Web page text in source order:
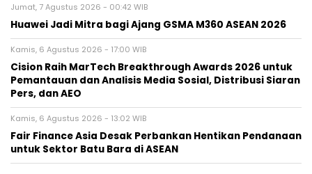
Jumat, 7 Agustus 2026 - 00:42 WIB
Huawei Jadi Mitra bagi Ajang GSMA M360 ASEAN 2026
Kamis, 6 Agustus 2026 - 17:00 WIB
Cision Raih MarTech Breakthrough Awards 2026 untuk
Pemantauan dan Analisis Media Sosial, Distribusi Siaran
Pers, dan AEO
Kamis, 6 Agustus 2026 - 13:02 WIB
Fair Finance Asia Desak Perbankan Hentikan Pendanaan
untuk Sektor Batu Bara di ASEAN